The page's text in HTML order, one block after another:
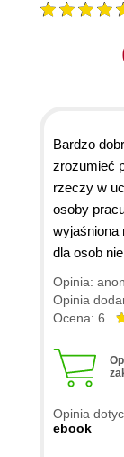
Bardzo
zrozumieć
rzeczy w
osoby
wyjaśniona
dla osob
Opinia:
Opinia
Ocena: 6
Opinia
ebook